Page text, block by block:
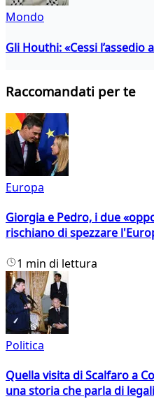
Mondo
Gli Houthi: «Cessi l’assedio
Raccomandati per te
Europa
Giorgia e Pedro, i due
rischiano di spezzare
1 min di lettura
Politica
Quella visita di Scalfaro a
una storia che parla di